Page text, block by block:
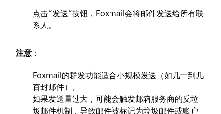
点击“发送”按钮，Foxmail会将邮件发送给所有联
系人。
注意 ：
Foxmail的群发功能适合小规模发送（如几十到几
百封邮件）。
如果发送量过大，可能会触发邮箱服务商的反垃
圾邮件机制，导致邮件被标记为垃圾邮件或账户